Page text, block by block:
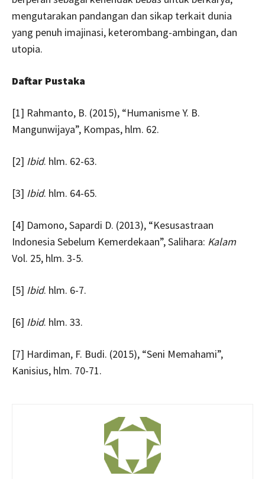
mengutarakan pandangan dan sikap terkait dunia
yang penuh imajinasi, keterombang-ambingan, dan
utopia.
Daftar Pustaka
[1] Rahmanto, B. (2015), “Humanisme Y. B.
Mangunwijaya”, Kompas, hlm. 62.
[2] Ibid. hlm. 62-63.
[3] Ibid. hlm. 64-65.
[4] Damono, Sapardi D. (2013), “Kesusastraan
Indonesia Sebelum Kemerdekaan”, Salihara: Kalam
Vol. 25, hlm. 3-5.
[5] Ibid. hlm. 6-7.
[6] Ibid. hlm. 33.
[7] Hardiman, F. Budi. (2015), “Seni Memahami”,
Kanisius, hlm. 70-71.